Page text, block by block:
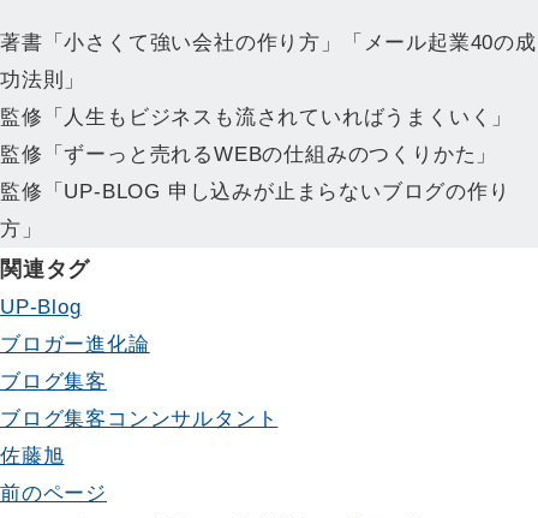
著書「小さくて強い会社の作り方」「メール起業40の成
功法則」
監修「人生もビジネスも流されていればうまくいく」
監修「ずーっと売れるWEBの仕組みのつくりかた」
監修「UP-BLOG 申し込みが止まらないブログの作り
方」
関連タグ
UP-Blog
ブロガー進化論
ブログ集客
ブログ集客コンンサルタント
佐藤旭
投
前のページ